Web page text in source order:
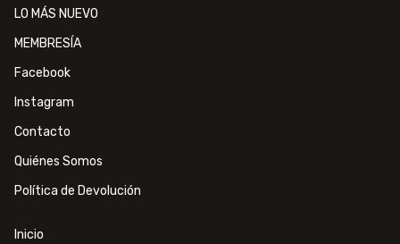
LO MÁS NUEVO
MEMBRESÍA
Facebook
Instagram
Contacto
Quiénes Somos
Política de Devolución
Inicio